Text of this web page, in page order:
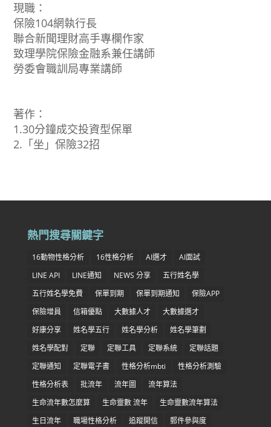
現職：
保險104網執行長
聯合新聞理財高手專欄作家
致理學院保險金融系兼任講師
勞委會職訓局專業講師
著作：
1.30分鐘成交投資型保單
2.「坐」保險32招
熱門搜尋關鍵字
16動物性格分析 16性格分析 AI選才
AI面試
LINE API
LINE通知 NEWS 分享
五行姓名學
五行姓名學免費
保單到期 保單到期通知
保險APP
保險增員
信箱優點 大數據人才
大數據選才
好康分享
姓名學五行 姓名學分析
姓名學筆劃
姓名學配對
定聯 定聯工具 定聯系統
定聯話題
定聯通知
定聯電子書 性格分析mbti
性格分析測驗
性格分析表
批流年 流年圖
流年算法
生命流年數怎麼算
生命靈數 流年
生命靈數流年算法
生日流年
職場性格分析 追蹤開信
郵件參與度